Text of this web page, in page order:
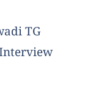
TG